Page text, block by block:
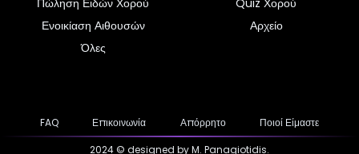
Πώληση Ειδών Χορού
Ενοικίαση Αιθουσών
Όλες
Quiz Χορού
Αρχείο
FAQ Επικοινωνία Απόρρητο
Ποιοί Είμαστε
2024 © designed by M. Panagiotidis.